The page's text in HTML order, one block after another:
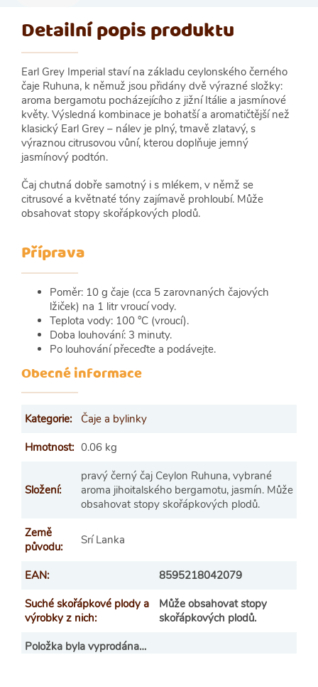
Detailní popis produktu
Earl Grey Imperial staví na základu ceylonského černého
čaje Ruhuna, k němuž jsou přidány dvě výrazné složky:
aroma bergamotu pocházejícího z jižní Itálie a jasmínové
květy. Výsledná kombinace je bohatší a aromatičtější než
klasický Earl Grey – nálev je plný, tmavě zlatavý, s
výraznou citrusovou vůní, kterou doplňuje jemný
jasmínový podtón.
Čaj chutná dobře samotný i s mlékem, v němž se
citrusové a květnaté tóny zajímavě prohloubí. Může
obsahovat stopy skořápkových plodů.
Příprava
Poměr: 10 g čaje (cca 5 zarovnaných čajových
lžiček) na 1 litr vroucí vody.
Teplota vody: 100 °C (vroucí).
Doba louhování: 3 minuty.
Po louhování přeceďte a podávejte.
Obecné informace
Kategorie:
Čaje a bylinky
Hmotnost: 0.06 kg
Složení:
pravý černý čaj Ceylon Ruhuna, vybrané
aroma jihoitalského bergamotu, jasmín. Může
obsahovat stopy skořápkových plodů.
Země
původu: Srí Lanka
EAN:
8595218042079
Suché skořápkové plody a
výrobky z nich:
Může obsahovat stopy
skořápkových plodů.
Položka byla vyprodána…